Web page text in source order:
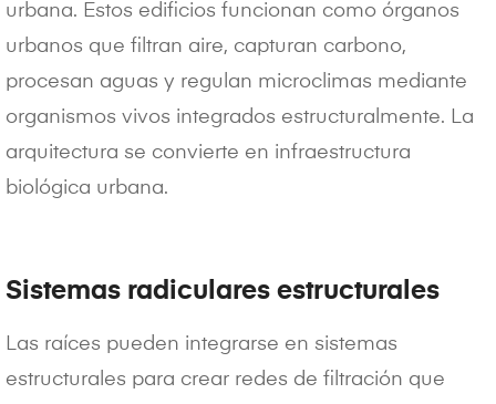
urbana. Estos edificios funcionan como órganos
urbanos que filtran aire, capturan carbono,
procesan aguas y regulan microclimas mediante
organismos vivos integrados estructuralmente. La
arquitectura se convierte en infraestructura
biológica urbana.
Sistemas radiculares estructurales
Las raíces pueden integrarse en sistemas
estructurales para crear redes de filtración que